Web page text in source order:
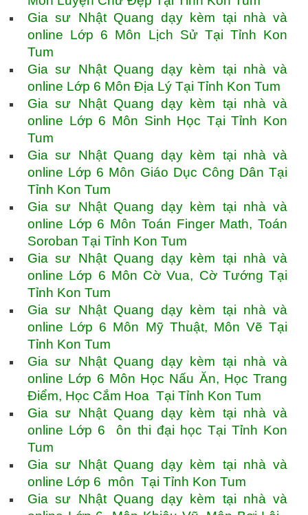
Gia sư Nhật Quang dạy kèm tại nhà và
online Lớp 6 Môn Lịch Sử Tại Tỉnh Kon
Tum
Gia sư Nhật Quang dạy kèm tại nhà và
online Lớp 6 Môn Địa Lý Tại Tỉnh Kon Tum
Gia sư Nhật Quang dạy kèm tại nhà và
online Lớp 6 Môn Sinh Học Tại Tỉnh Kon
Tum
Gia sư Nhật Quang dạy kèm tại nhà và
online Lớp 6 Môn Giáo Dục Công Dân Tại
Tỉnh Kon Tum
Gia sư Nhật Quang dạy kèm tại nhà và
online Lớp 6 Môn Toán Finger Math, Toán
Soroban Tại Tỉnh Kon Tum
Gia sư Nhật Quang dạy kèm tại nhà và
online Lớp 6 Môn Cờ Vua, Cờ Tướng Tại
Tỉnh Kon Tum
Gia sư Nhật Quang dạy kèm tại nhà và
online Lớp 6 Môn Mỹ Thuật, Môn Vẽ Tại
Tỉnh Kon Tum
Gia sư Nhật Quang dạy kèm tại nhà và
online Lớp 6 Môn Học Nấu Ăn, Học Trang
Điểm, Học Cắm Hoa Tại Tỉnh Kon Tum
Gia sư Nhật Quang dạy kèm tại nhà và
online Lớp 6 ôn thi đại học Tại Tỉnh Kon
Tum
Gia sư Nhật Quang dạy kèm tại nhà và
online Lớp 6 môn Tại Tỉnh Kon Tum
Gia sư Nhật Quang dạy kèm tại nhà và